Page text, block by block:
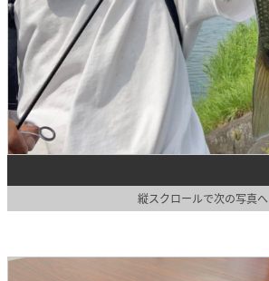
縦スクロールで次の写真へ